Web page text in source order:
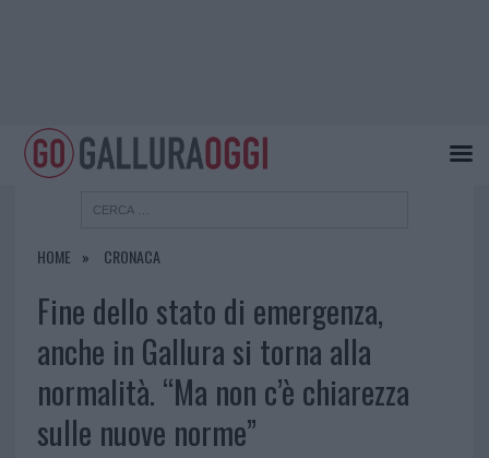
HOME CRONACA
Fine dello stato di emergenza,
anche in Gallura si torna alla
normalità. “Ma non c’è chiarezza
sulle nuove norme”